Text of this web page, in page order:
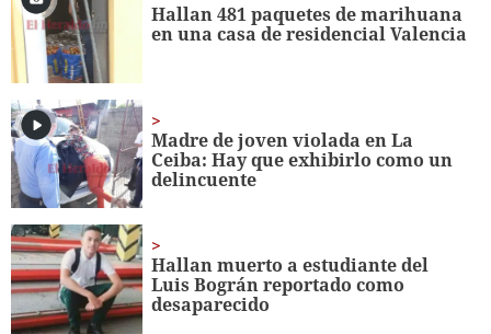
Hallan 481 paquetes de marihuana
en una casa de residencial Valencia
Madre de joven violada en La
Ceiba: Hay que exhibirlo como un
delincuente
Hallan muerto a estudiante del
Luis Bográn reportado como
desaparecido